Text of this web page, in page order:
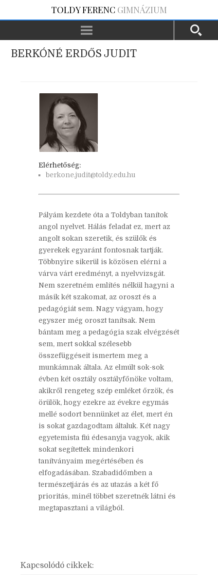
TOLDY FERENC GIMNÁZIUM
BERKÓNÉ ERDŐS JUDIT
Elérhetőség:
berkone.judit@toldy.edu.hu
Pályám kezdete óta a Toldyban tanítok
angol nyelvet. Hálás feladat ez, mert az
angolt sokan szeretik, és szülők és
gyerekek egyaránt fontosnak tartják.
Többnyire sikerül is közösen elérni a
várva várt eredményt, a nyelvvizsgát.
Nem szeretném említés nélkül hagyni a
másik két szakomat, az oroszt és a
pedagógiát sem. Nagy vágyam, hogy
egyszer még oroszt tanítsak. Nem
bántam meg a pedagógia szak elvégzését
sem, mert sokkal szélesebb
összefüggéseit ismertem meg a
munkámnak általa. Az elmúlt sok-sok
évben két osztály osztályfőnöke voltam,
akikről rengeteg szép emléket őrzök, és
örülök, hogy ezekre az évekre egymás
mellé sodort bennünket az élet, mert én
is sokat gazdagodtam általuk. Két nagy
egyetemista fiú édesanyja vagyok, akik
sokat segítettek mindenkori
tanítványaim megértésében és
elfogadásában. Szabadidőmben a
természetjárás és az utazás a két fő
prioritás, minél többet szeretnék látni és
megtapasztani a világból.
Kapcsolódó cikkek: